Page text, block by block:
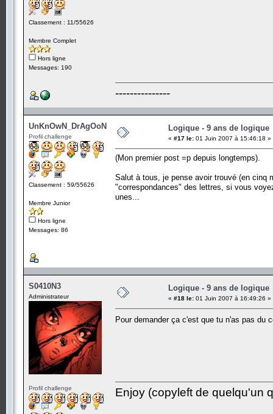
Classement : 11/55626
Membre Complet
Hors ligne
Messages: 190
---------------
UnKnOwN_DrAgOoN
Profil challenge
Classement : 59/55626
Membre Junior
Hors ligne
Messages: 86
Logique - 9 ans de logique
« #17 le: 01 Juin 2007 à 15:46:18 »
(Mon premier post =p depuis longtemps).
Salut à tous, je pense avoir trouvé (en cinq
"correspondances" des lettres, si vous
unes...
S0410N3
Administrateur
Profil challenge
Logique - 9 ans de logique
« #18 le: 01 Juin 2007 à 16:49:26 »
Pour demander ça c'est que tu n'as pas du
Enjoy (copyleft de quelqu'un